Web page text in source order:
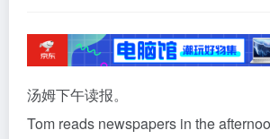
汤姆下午读报。
Tom reads newspapers in the